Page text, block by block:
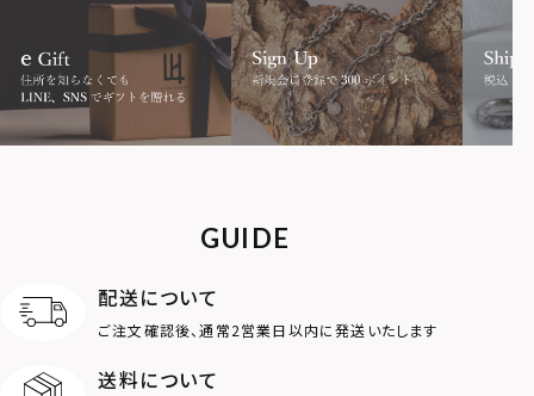
オンラインストア
限定
ギフトボックス パーツ
MOTIF
ロゴ
GUIDE
配送について
ご注文確認後、通常2営業日以内に発送いたします
送料について